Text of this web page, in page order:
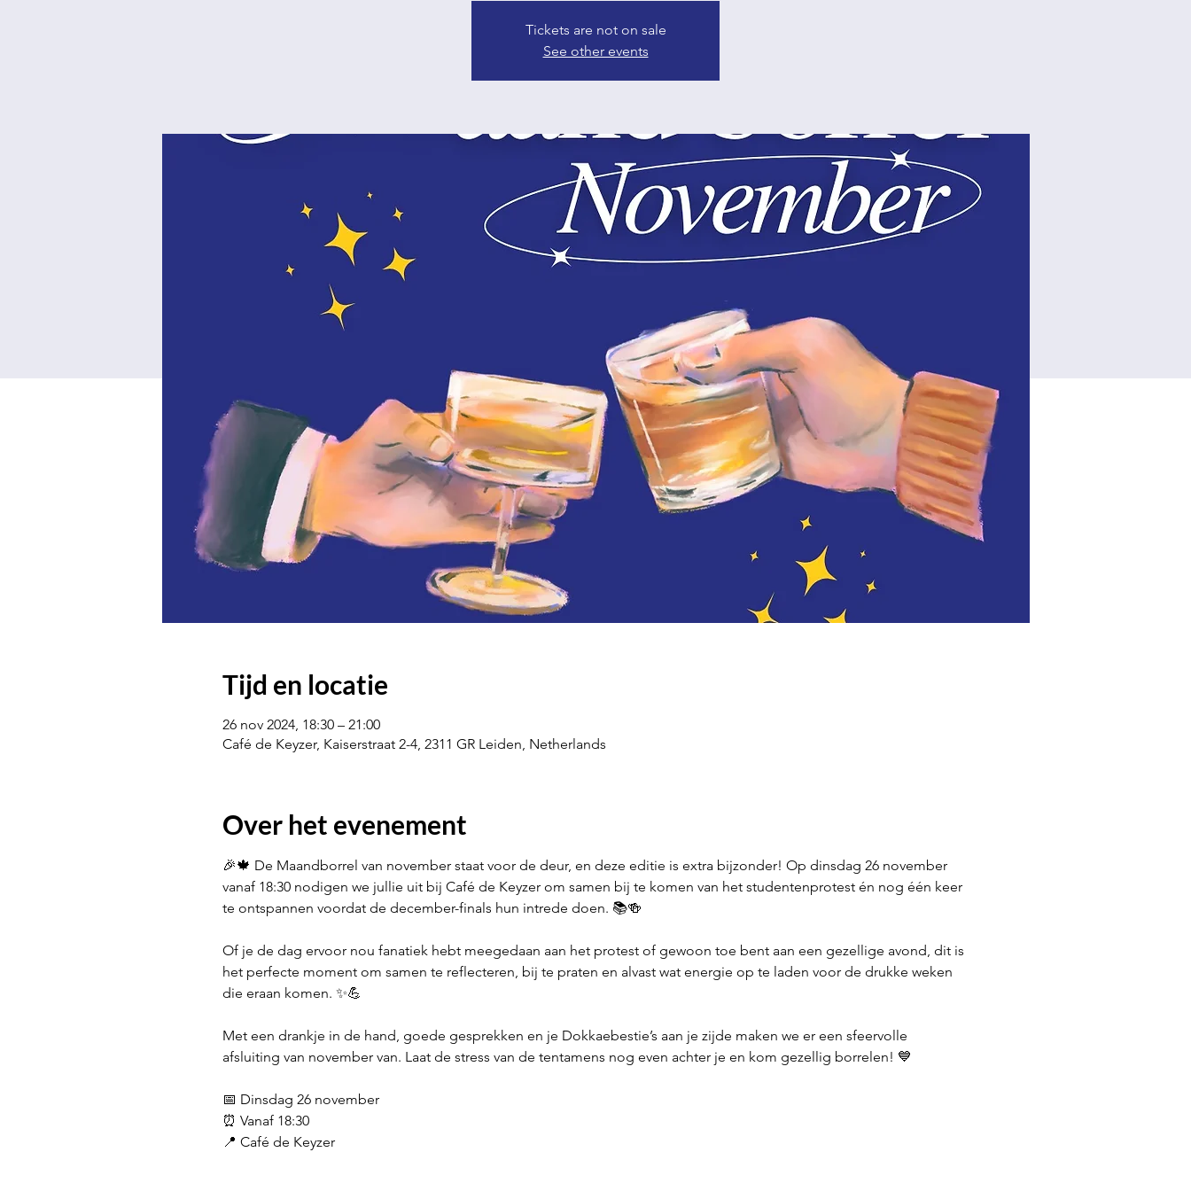
Tickets are not on sale
See other events
Tijd en locatie
26 nov 2024, 18:30 – 21:00
Café de Keyzer, Kaiserstraat 2-4, 2311 GR Leiden, Netherlands
Over het evenement
🎉🍁 De Maandborrel van november staat voor de deur, en deze editie is extra bijzonder! Op dinsdag 26 november
vanaf 18:30 nodigen we jullie uit bij Café de Keyzer om samen bij te komen van het studentenprotest én nog één keer
te ontspannen voordat de december-finals hun intrede doen. 📚🍻
Of je de dag ervoor nou fanatiek hebt meegedaan aan het protest of gewoon toe bent aan een gezellige avond, dit is
het perfecte moment om samen te reflecteren, bij te praten en alvast wat energie op te laden voor de drukke weken
die eraan komen. ✨💪
Met een drankje in de hand, goede gesprekken en je Dokkaebestie’s aan je zijde maken we er een sfeervolle
afsluiting van november van. Laat de stress van de tentamens nog even achter je en kom gezellig borrelen! 💙
📅 Dinsdag 26 november
⏰ Vanaf 18:30
📍 Café de Keyzer